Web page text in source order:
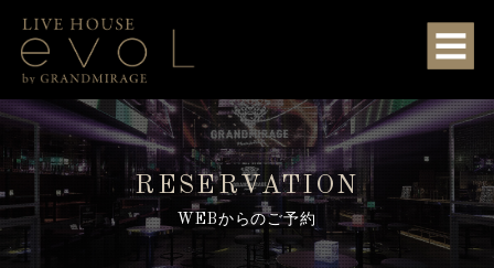
RESERVATION
WEBからのご予約